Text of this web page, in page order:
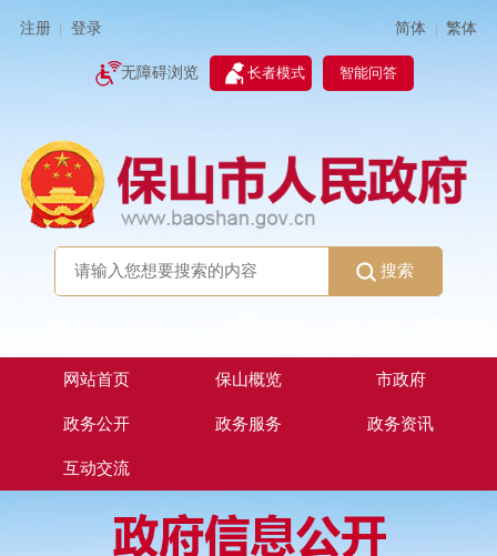
注册 登录 简体 | 繁体
无障碍浏览 长者模式 智能问答
搜索
网站首页 保山概览 市政府
政务公开 政务服务 政务资讯
互动交流